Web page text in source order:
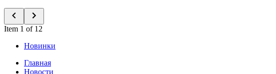
Item 1 of 12
Новинки
Главная
Новости